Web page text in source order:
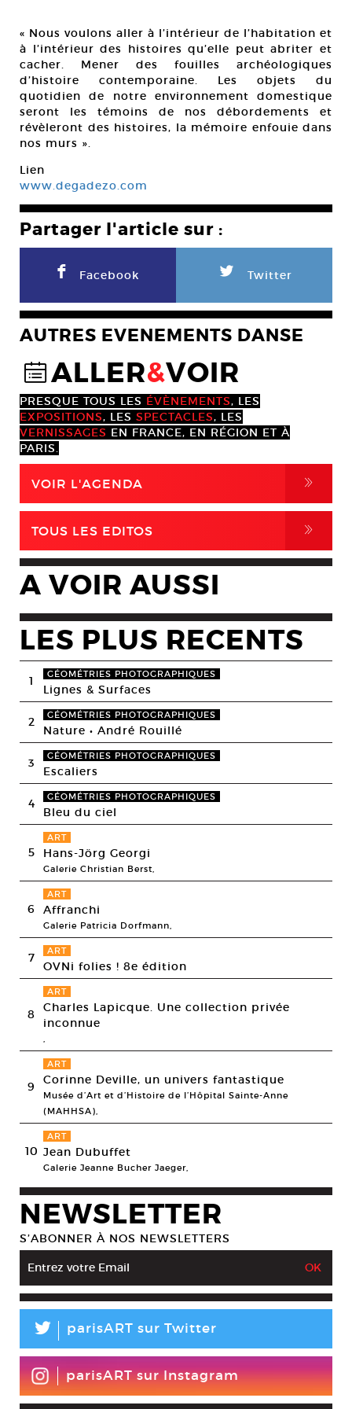
« Nous voulons aller à l’intérieur de l’habitation et
à l’intérieur des histoires qu’elle peut abriter et
cacher. Mener des fouilles archéologiques
d’histoire contemporaine. Les objets du
quotidien de notre environnement domestique
seront les témoins de nos débordements et
révèleront des histoires, la mémoire enfouie dans
nos murs ».
Lien
www.degadezo.com
Partager l'article sur :
F Facebook L Twitter
AUTRES EVENEMENTS DANSE
@ALLER&VOIR
PRESQUE TOUS LES ÉVÈNEMENTS, LES
EXPOSITIONS, LES SPECTACLES, LES
VERNISSAGES EN FRANCE, EN RÉGION ET À
PARIS.
VOIR L'AGENDA ,
TOUS LES EDITOS ,
A VOIR AUSSI
LES PLUS RECENTS
1 GÉOMÉTRIES PHOTOGRAPHIQUES
Lignes & Surfaces
2 GÉOMÉTRIES PHOTOGRAPHIQUES
Nature • André Rouillé
3 GÉOMÉTRIES PHOTOGRAPHIQUES
Escaliers
4 GÉOMÉTRIES PHOTOGRAPHIQUES
Bleu du ciel
5
ART
Hans-Jörg Georgi
Galerie Christian Berst,
6
ART
Affranchi
Galerie Patricia Dorfmann,
7 ART
OVNi folies ! 8e édition
8
ART
Charles Lapicque. Une collection privée
inconnue
,
9
ART
Corinne Deville, un univers fantastique
Musée d’Art et d’Histoire de l’Hôpital Sainte-Anne
(MAHHSA),
10
ART
Jean Dubuffet
Galerie Jeanne Bucher Jaeger,
NEWSLETTER
S’ABONNER À NOS NEWSLETTERS
L parisART sur Twitter
parisART sur Instagram